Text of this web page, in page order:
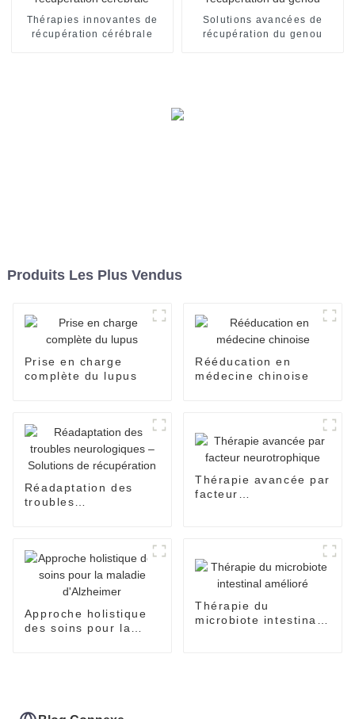
Thérapies innovantes de
récupération cérébrale
Solutions avancées de
récupération du genou
Produits Les Plus Vendus
Prise en charge
complète du lupus
Rééducation en
médecine chinoise
Réadaptation des
troubles
Thérapie avancée par
facteur
Approche holistique
des soins pour la
Thérapie du
microbiote intestinal